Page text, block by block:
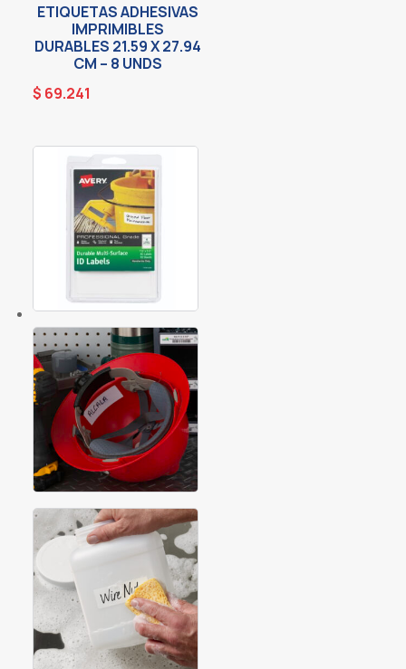
ETIQUETAS ADHESIVAS
IMPRIMIBLES
DURABLES 21.59 X 27.94
CM – 8 UNDS
$ 69.241